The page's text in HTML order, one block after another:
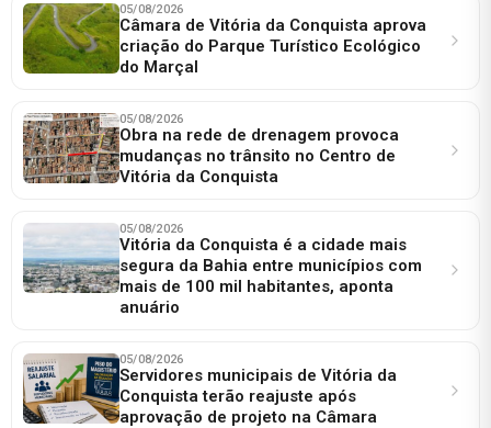
05/08/2026
Câmara de Vitória da Conquista aprova
criação do Parque Turístico Ecológico
do Marçal
05/08/2026
Obra na rede de drenagem provoca
mudanças no trânsito no Centro de
Vitória da Conquista
05/08/2026
Vitória da Conquista é a cidade mais
segura da Bahia entre municípios com
mais de 100 mil habitantes, aponta
anuário
05/08/2026
Servidores municipais de Vitória da
Conquista terão reajuste após
aprovação de projeto na Câmara